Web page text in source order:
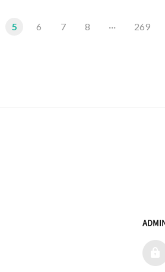
5 6 7 8 ··· 269